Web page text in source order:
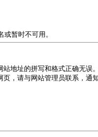
暂时不可用。
地址的拼写和格式正确无误
，请与网站管理员联系，通